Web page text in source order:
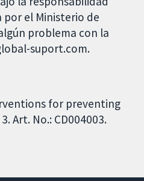
por el Ministerio de
problema con la
suport.com.
for preventing
Art. No.: CD004003.